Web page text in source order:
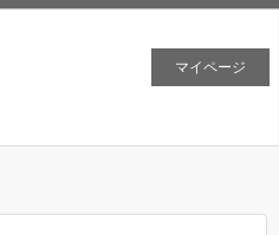
マイページ